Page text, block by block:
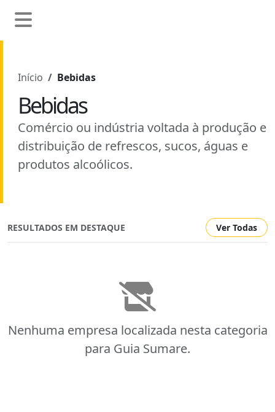
Início Bebidas
Bebidas
Comércio ou indústria voltada à produção e
distribuição de refrescos, sucos, águas e
produtos alcoólicos.
RESULTADOS EM DESTAQUE Ver Todas
Nenhuma empresa localizada nesta categoria
para Guia Sumare.